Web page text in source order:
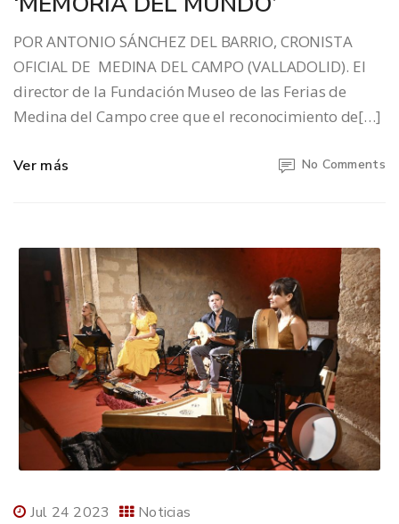
POR ANTONIO SÁNCHEZ DEL BARRIO, CRONISTA
OFICIAL DE MEDINA DEL CAMPO (VALLADOLID). El
director de la Fundación Museo de las Ferias de
Medina del Campo cree que el reconocimiento de[…]
Ver más No Comments
Jul 24 2023 Noticias